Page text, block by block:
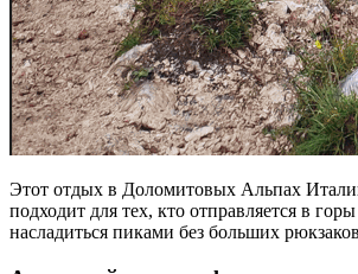
Этот отдых в Доломитовых Альпах
подходит для тех, кто отправляется в
насладиться пиками без больших